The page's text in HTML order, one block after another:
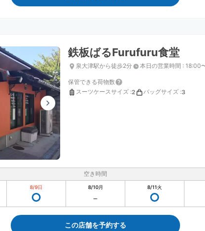
鉄板ばるFurufuru食堂
泉大津駅から徒歩2分 本日の営業時間 : 18:00
保管できる荷物数
スーツケースサイズ :2 バッグサイズ :3
空き時間
8/9日 8/10月 8/11火
この店舗を予約する